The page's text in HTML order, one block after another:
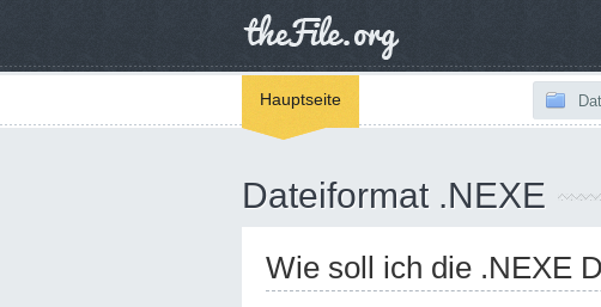
Hauptseite
Dateiformat .NEXE
Wie soll ich die .NEXE